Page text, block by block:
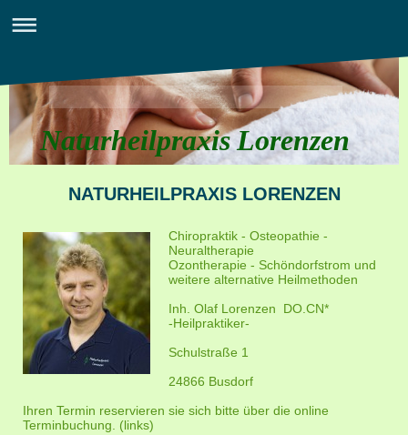
Naturheilpraxis Lorenzen
NATURHEILPRAXIS LORENZEN
Chiropraktik - Osteopathie -
Neuraltherapie
Ozontherapie - Schöndorfstrom und
weitere alternative Heilmethoden
Inh. Olaf Lorenzen DO.CN*
-Heilpraktiker-
Schulstraße 1
24866 Busdorf
Ihren Termin reservieren sie sich bitte über die online
Terminbuchung. (links)